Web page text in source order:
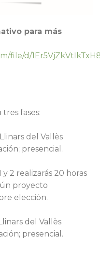
para más
file/d/
fases:
del Vallès
presencial.
2 realizarás 20 horas
proyecto
elección.
del Vallès
presencial.